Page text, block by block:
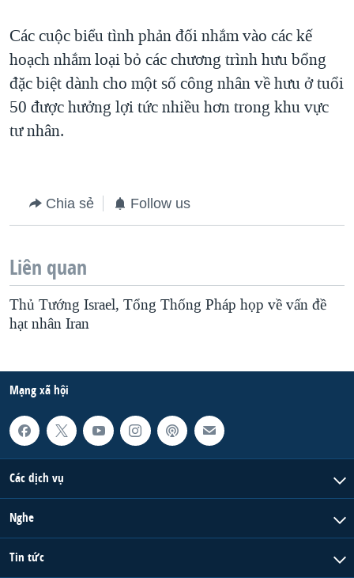
Các cuộc biểu tình phản đối nhắm vào các kế
hoạch nhắm loại bỏ các chương trình hưu bổng
đặc biệt dành cho một số công nhân về hưu ở tuổi
50 được hưởng lợi tức nhiều hơn trong khu vực
tư nhân.
Chia sẻ Follow us
Liên quan
Thủ Tướng Israel, Tổng Thống Pháp họp về vấn đề
hạt nhân Iran
Mạng xã hội
Các dịch vụ
Nghe
Tin tức